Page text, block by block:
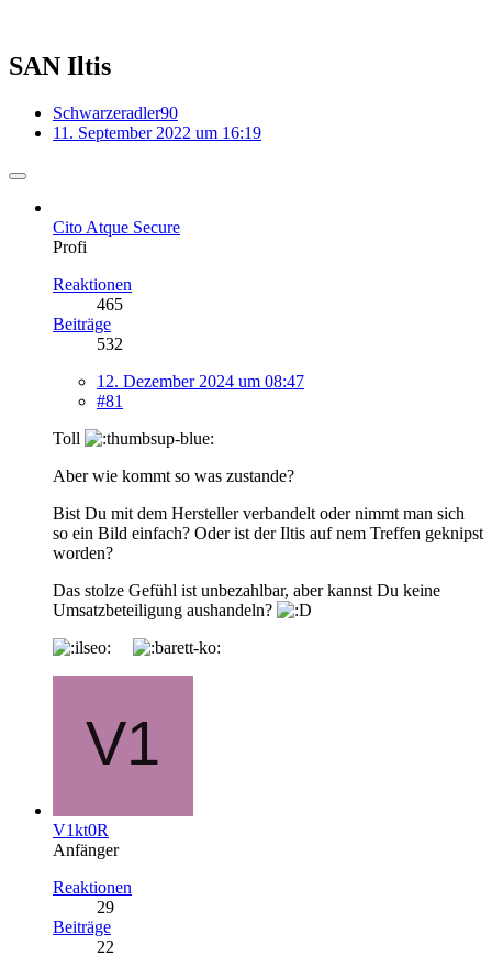
SAN Iltis
Schwarzeradler90
11. September 2022 um 16:19
Cito Atque Secure
Profi
Reaktionen
465
Beiträge
532
12. Dezember 2024 um 08:47
#81
Toll
Aber wie kommt so was zustande?
Bist Du mit dem Hersteller verbandelt oder nimmt man sich
so ein Bild einfach? Oder ist der Iltis auf nem Treffen geknipst
worden?
Das stolze Gefühl ist unbezahlbar, aber kannst Du keine
Umsatzbeteiligung aushandeln?
V1kt0R
Anfänger
Reaktionen
29
Beiträge
22